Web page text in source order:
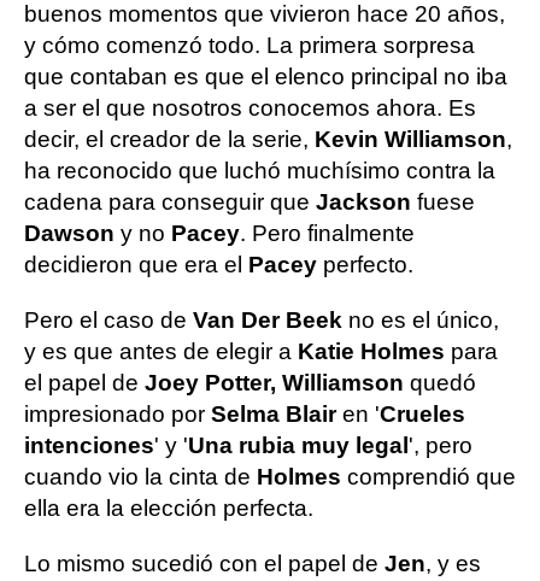
buenos momentos que vivieron hace 20 años,
y cómo comenzó todo. La primera sorpresa
que contaban es que el elenco principal no iba
a ser el que nosotros conocemos ahora. Es
decir, el creador de la serie, Kevin Williamson,
ha reconocido que luchó muchísimo contra la
cadena para conseguir que Jackson fuese
Dawson y no Pacey. Pero finalmente
decidieron que era el Pacey perfecto.
Pero el caso de Van Der Beek no es el único,
y es que antes de elegir a Katie Holmes para
el papel de Joey Potter, Williamson quedó
impresionado por Selma Blairen 'Crueles
intenciones' y 'Una rubia muy legal ', pero
cuando vio la cinta de Holmes comprendió que
ella era la elección perfecta.
Lo mismo sucedió con el papel de Jen, y es